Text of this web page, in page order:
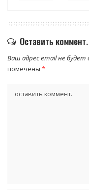
Оставить коммент.
Ваш адрес email не будет
помечены *